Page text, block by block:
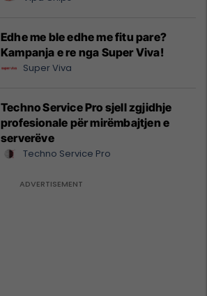
Edhe me ble edhe me fitu pare?
Kampanja e re nga Super Viva!
Super Viva
Techno Service Pro sjell zgjidhje
profesionale për mirëmbajtjen e
serverëve
Techno Service Pro